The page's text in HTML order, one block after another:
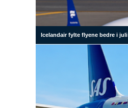
Icelandair fylte flyene bedre i juli